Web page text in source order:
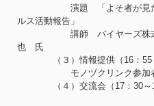
演題 「よそ者が見た北上
ルス活動報告」
講師 バイヤーズ株式
也 氏
（３）情報提供（16：55～
モノヅクリンク参加者
（４）交流会（17：30～19